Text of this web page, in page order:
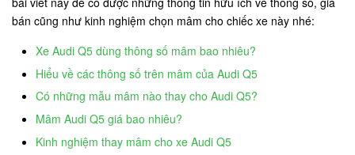
bán cũng như kinh nghiệm chọn mâm cho chiếc xe này nhé:
Xe Audi Q5 dùng thông số mâm bao nhiêu?
Hiểu về các thông số trên mâm của Audi Q5
Có những mẫu mâm nào thay cho Audi Q5?
Mâm Audi Q5 giá bao nhiêu?
Kinh nghiệm thay mâm cho xe Audi Q5